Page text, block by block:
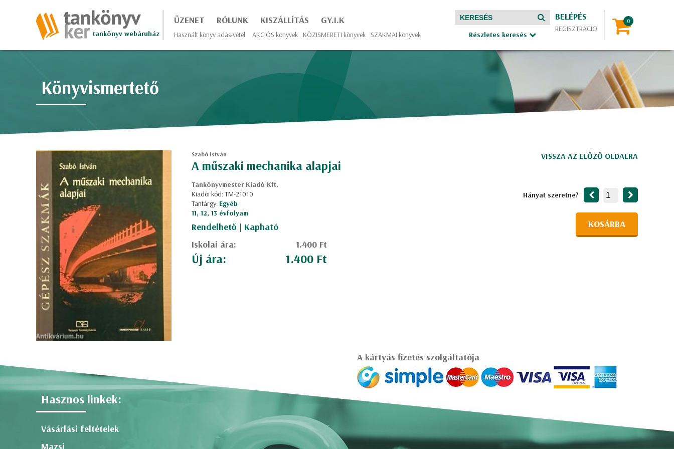
tankönyv webáruház
ÜZENET RÓLUNK KISZÁLLÍTÁS GY.I.K
Használt könyv adás-vétel AKCIÓS könyvek KÖZISMERETI könyvek SZAKMAI könyvek Részletes keresés
BELÉPÉS
REGISZTRÁCIÓ
Könyvismertető
Szabó István
A műszaki mechanika alapjai
Tankönyvmester Kiadó Kft.
Kiadói kód: TM-21010
Tantárgy: Egyéb
11, 12, 13 évfolyam
Rendelhető | Kapható
Iskolai ára:
1.400 Ft
Új ára: 1.400 Ft
VISSZA AZ ELŐZŐ OLDALRA
Hányat szeretne?
KOSÁRBA
A kártyás fizetés szolgáltatója
Hasznos linkek:
Vásárlási feltételek
Mazsi